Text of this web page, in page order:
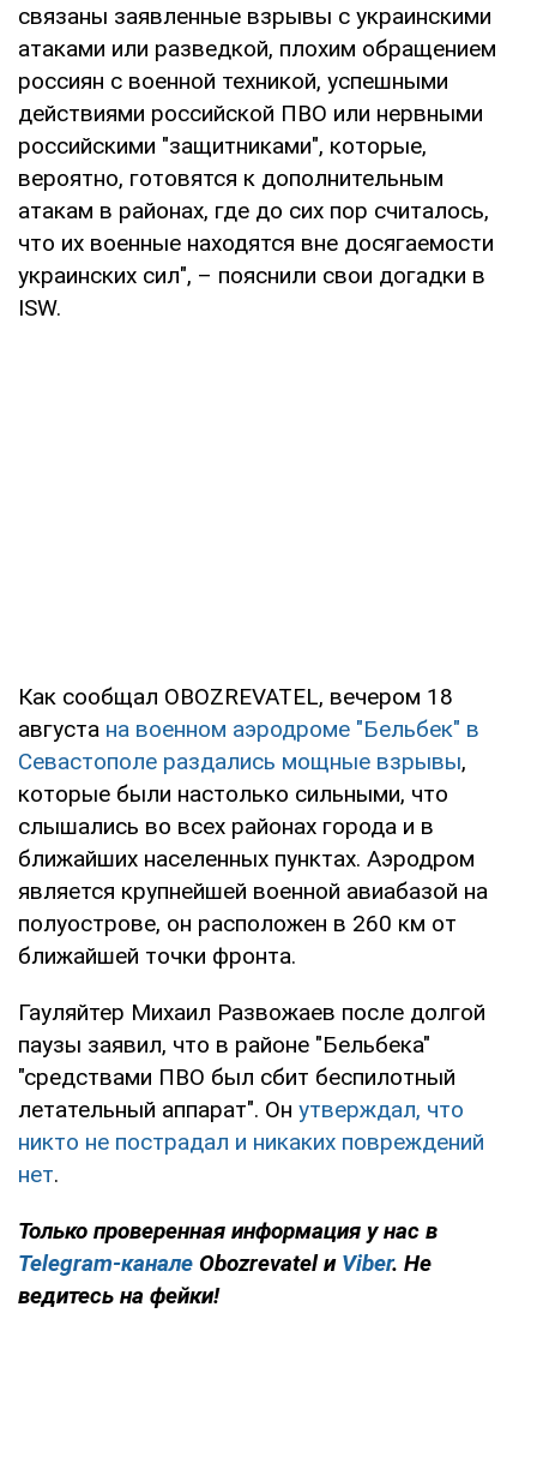
связаны заявленные взрывы с украинскими
атаками или разведкой, плохим обращением
россиян с военной техникой, успешными
действиями российской ПВО или нервными
российскими "защитниками", которые,
вероятно, готовятся к дополнительным
атакам в районах, где до сих пор считалось,
что их военные находятся вне досягаемости
украинских сил", – пояснили свои догадки в
ISW.
Как сообщал OBOZREVATEL, вечером 18
августа на военном аэродроме "Бельбек" в
Севастополе раздались мощные взрывы,
которые были настолько сильными, что
слышались во всех районах города и в
ближайших населенных пунктах. Аэродром
является крупнейшей военной авиабазой на
полуострове, он расположен в 260 км от
ближайшей точки фронта.
Гауляйтер Михаил Развожаев после долгой
паузы заявил, что в районе "Бельбека"
"средствами ПВО был сбит беспилотный
летательный аппарат". Он утверждал, что
никто не пострадал и никаких повреждений
нет.
Только проверенная информация у нас в
Telegram-канале Obozrevatel и Viber. Не
ведитесь на фейки!